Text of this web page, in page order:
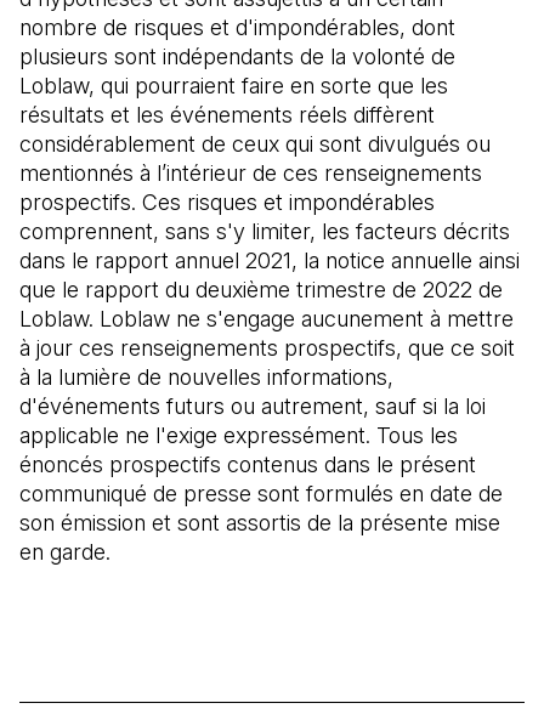
nombre de risques et d'impondérables, dont
plusieurs sont indépendants de la volonté de
Loblaw, qui pourraient faire en sorte que les
résultats et les événements réels diffèrent
considérablement de ceux qui sont divulgués ou
mentionnés à l’intérieur de ces renseignements
prospectifs. Ces risques et impondérables
comprennent, sans s'y limiter, les facteurs décrits
dans le rapport annuel 2021, la notice annuelle ainsi
que le rapport du deuxième trimestre de 2022 de
Loblaw. Loblaw ne s'engage aucunement à mettre
à jour ces renseignements prospectifs, que ce soit
à la lumière de nouvelles informations,
d'événements futurs ou autrement, sauf si la loi
applicable ne l'exige expressément. Tous les
énoncés prospectifs contenus dans le présent
communiqué de presse sont formulés en date de
son émission et sont assortis de la présente mise
en garde.